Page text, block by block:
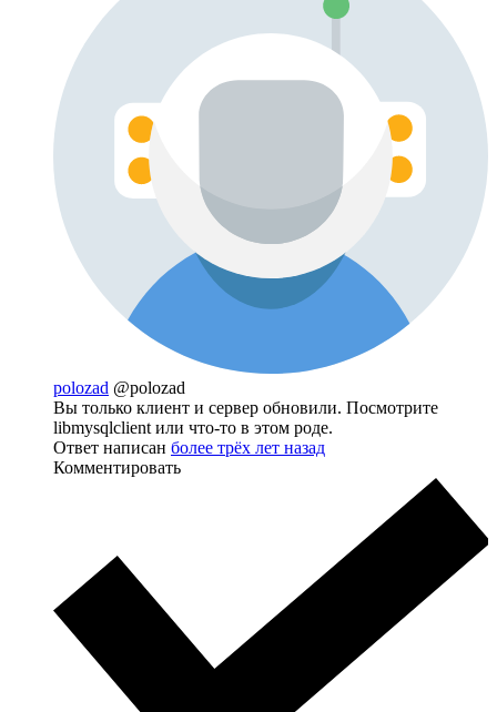
polozad @polozad
Вы только клиент и сервер обновили. Посмотрите
libmysqlclient или что-то в этом роде.
Ответ написан более трёх лет назад
Комментировать